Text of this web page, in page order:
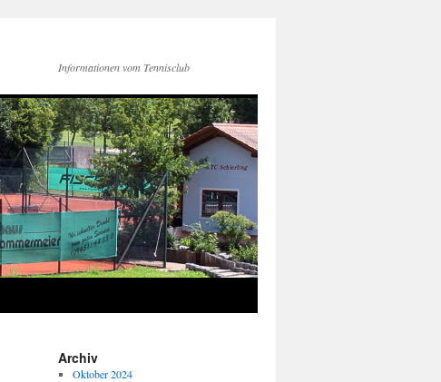
Informationen vom Tennisclub
Archiv
Oktober 2024